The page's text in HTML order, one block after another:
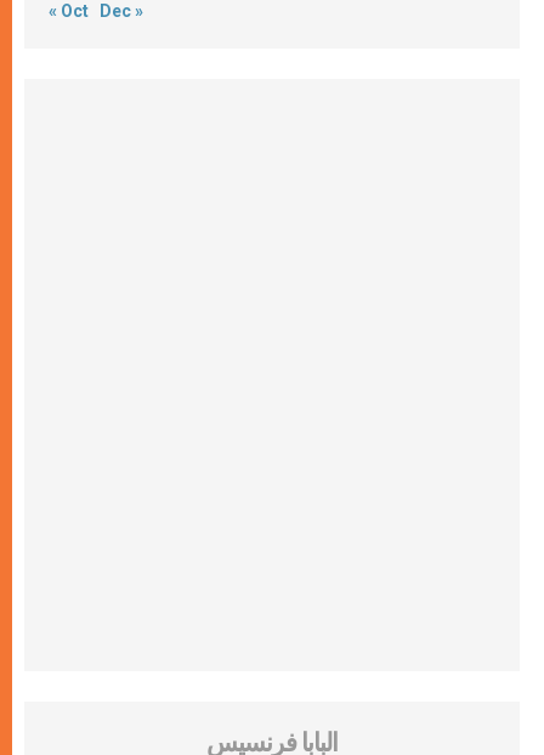
« Oct Dec »
البابا فرنسيس